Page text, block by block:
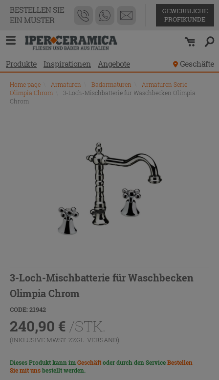
BESTELLEN SIE
EIN MUSTER
GEWERBLICHE
PROFIKUNDE
Produkte Inspirationen Angebote Geschäfte
Home page Armaturen Badarmaturen
Armaturen Serie
Olimpia Chrom
3-Loch-Mischbatterie für Waschbecken Olimpia
Chrom
3-Loch-Mischbatterie für Waschbecken
Olimpia Chrom
CODE: 21942
240,90 € /STK.
(INKLUSIVE MWST. ZZGL. VERSAND)
Dieses Produkt kann imGeschäftoder durch den ServiceBestellen
Sie mit unsbestellt werden.